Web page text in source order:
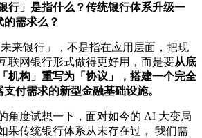
行」是指什么？传统银行体系升级一
需求么？
来银行」，不是指在应用层面，把现
联网银行形式做得更好用，而是要从底
机构」重写为「协议」，搭建一个完全
付需求的新型金融基础设施。
角度试想一下，面对如今的 AI 大变局
果传统银行体系从未存在过， 我们需